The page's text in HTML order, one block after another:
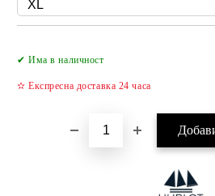
✔ Има в наличност
✫ Експресна доставка 24 часа